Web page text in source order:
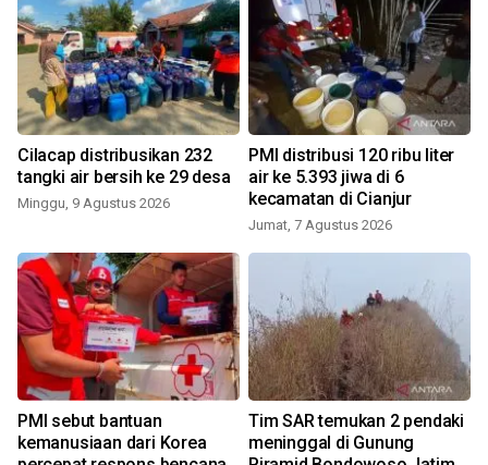
Cilacap distribusikan 232
tangki air bersih ke 29 desa
Minggu, 9 Agustus 2026
PMI distribusi 120 ribu liter
air ke 5.393 jiwa di 6
kecamatan di Cianjur
Jumat, 7 Agustus 2026
PMI sebut bantuan
kemanusiaan dari Korea
Tim SAR temukan 2 pendaki
meninggal di Gunung